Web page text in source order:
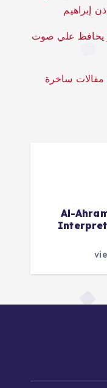
إبراهيم
٣١ ضرار يحافظ علي صوت
مقالات ساخرة
Al-